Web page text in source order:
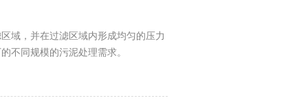
域，并在过滤区域内形成均匀的压力
不同规模的污泥处理需求。